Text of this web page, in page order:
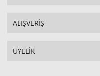
ALIŞVERİŞ
ÜYELİK